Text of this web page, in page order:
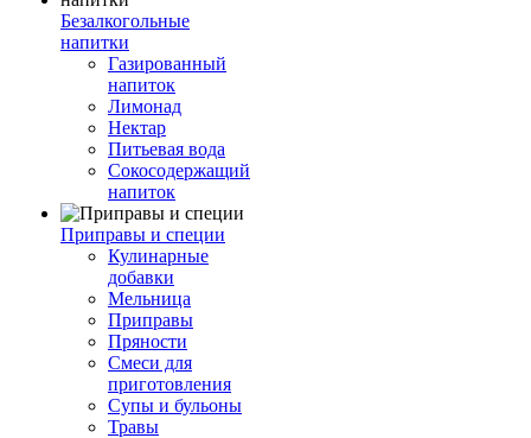
Безалкогольные
напитки
Газированный
напиток
Лимонад
Нектар
Питьевая вода
Сокосодержащий
напиток
Приправы и специи
Кулинарные
добавки
Мельница
Приправы
Пряности
Смеси для
приготовления
Супы и бульоны
Травы